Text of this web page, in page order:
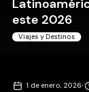
este 2026
Viajes y Destinos
1 de enero, 2026·